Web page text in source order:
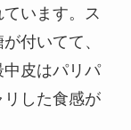
います。ス
付いてて、
皮はパリパ
リした食感が